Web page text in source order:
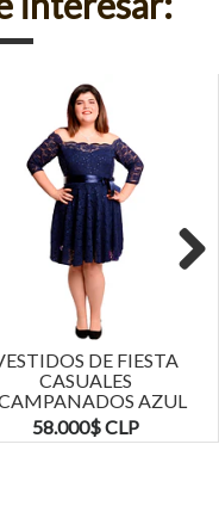
DE FIESTA
CASUALES
AZUL
TALLAS PLUS
KADRIHEL
58.000$ CLP